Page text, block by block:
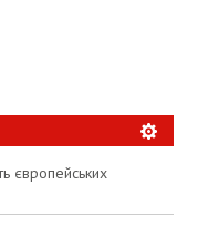
європейських